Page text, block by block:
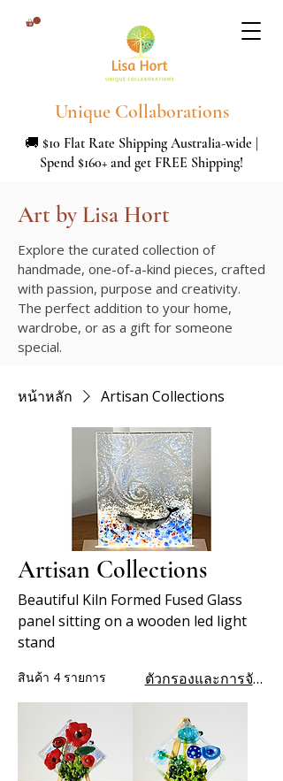
Unique Collaborations
🚚 $10 Flat Rate Shipping Australia-wide |
Spend $160+ and get FREE Shipping!
Art by Lisa Hort
Explore the curated collection of
handmade, one-of-a-kind pieces, crafted
with passion, purpose and creativity.
The perfect addition to your home,
wardrobe, or as a gift for someone
special.
หน้าหลัก Artisan Collections
Artisan Collections
Beautiful Kiln Formed Fused Glass
panel sitting on a wooden led light
stand
สินค้า 4 รายการ ตัวกรองและการจัดเรียง